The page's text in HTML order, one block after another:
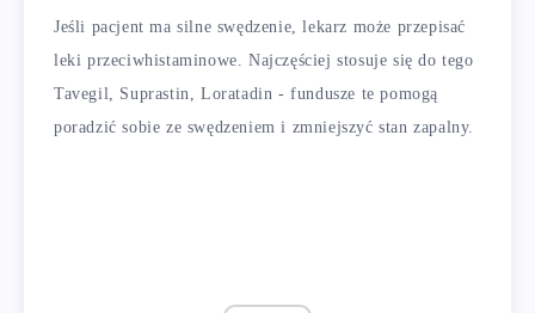
Jeśli pacjent ma silne swędzenie, lekarz może przepisać
leki przeciwhistaminowe. Najczęściej stosuje się do tego
Tavegil, Suprastin, Loratadin - fundusze te pomogą
poradzić sobie ze swędzeniem i zmniejszyć stan zapalny.